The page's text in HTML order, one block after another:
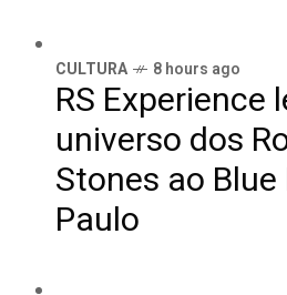
CULTURA 8 hours ago
RS Experience
universo dos
Stones ao
Paulo